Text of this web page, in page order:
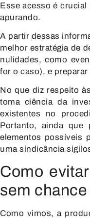
Esse acesso é
apurando.
A partir dessas
melhor estratégia de
nulidades, como
for o caso), e
No que diz respeito
toma ciência da
existentes no
Portanto, ainda que
elementos possíveis
uma sindicância
Como
sem
Como vimos, a